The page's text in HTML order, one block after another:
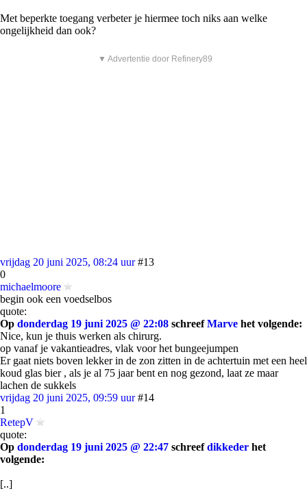
Met beperkte toegang verbeter je hiermee toch niks aan welke
ongelijkheid dan ook?
▼ Advertentie door Refinery89
vrijdag 20 juni 2025, 08:24 uur #13
0
michaelmoore
begin ook een voedselbos
quote:
Op donderdag 19 juni 2025 @ 22:08 schreefMarve het volgende:
Nice, kun je thuis werken als chirurg.
op vanaf je vakantieadres, vlak voor het bungeejumpen
Er gaat niets boven lekker in de zon zitten in de achtertuin met een heel
koud glas bier , als je al 75 jaar bent en nog gezond, laat ze maar
lachen de sukkels
vrijdag 20 juni 2025, 09:59 uur #14
1
RetepV
quote:
Op donderdag 19 juni 2025 @ 22:47 schreefdikkeder het
volgende:
[..]